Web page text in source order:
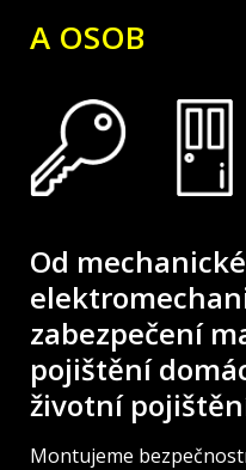
A OSOB
Od
zabezpečení
pojištění
životní
Montujeme